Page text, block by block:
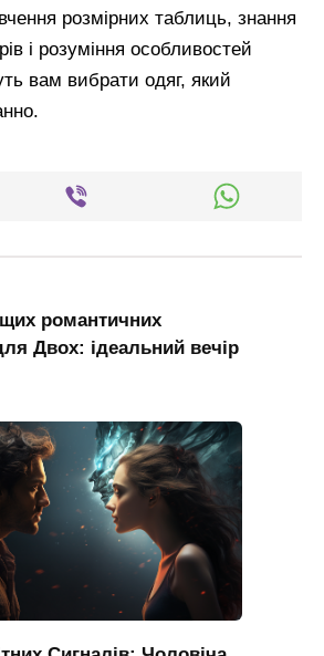
розмірних таблиць, знання
і розуміння особливостей
вам вибрати одяг, який
романтичних
Двох: ідеальний вечір